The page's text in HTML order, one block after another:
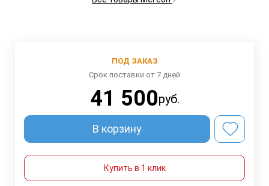
ПОД ЗАКАЗ
Срок поставки от 7 дней
41 500руб.
В корзину
Купить в 1 клик